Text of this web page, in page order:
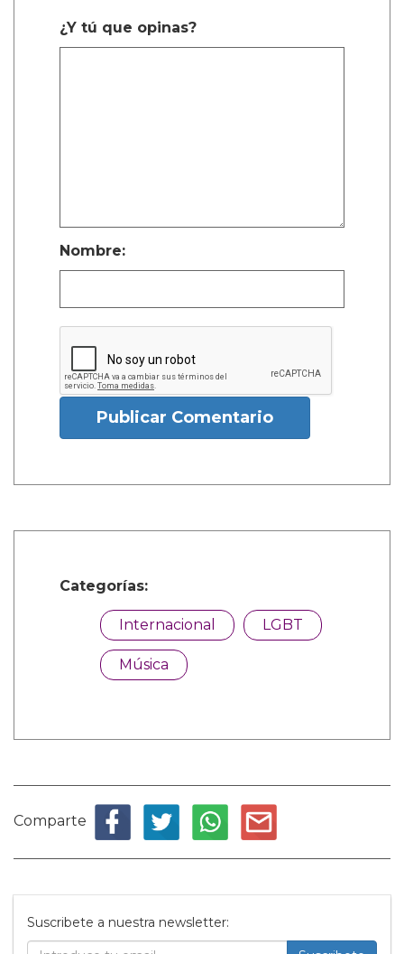
¿Y tú que opinas?
Nombre:
Publicar Comentario
Categorías:
Internacional LGBT
Música
Comparte
Suscribete a nuestra newsletter: